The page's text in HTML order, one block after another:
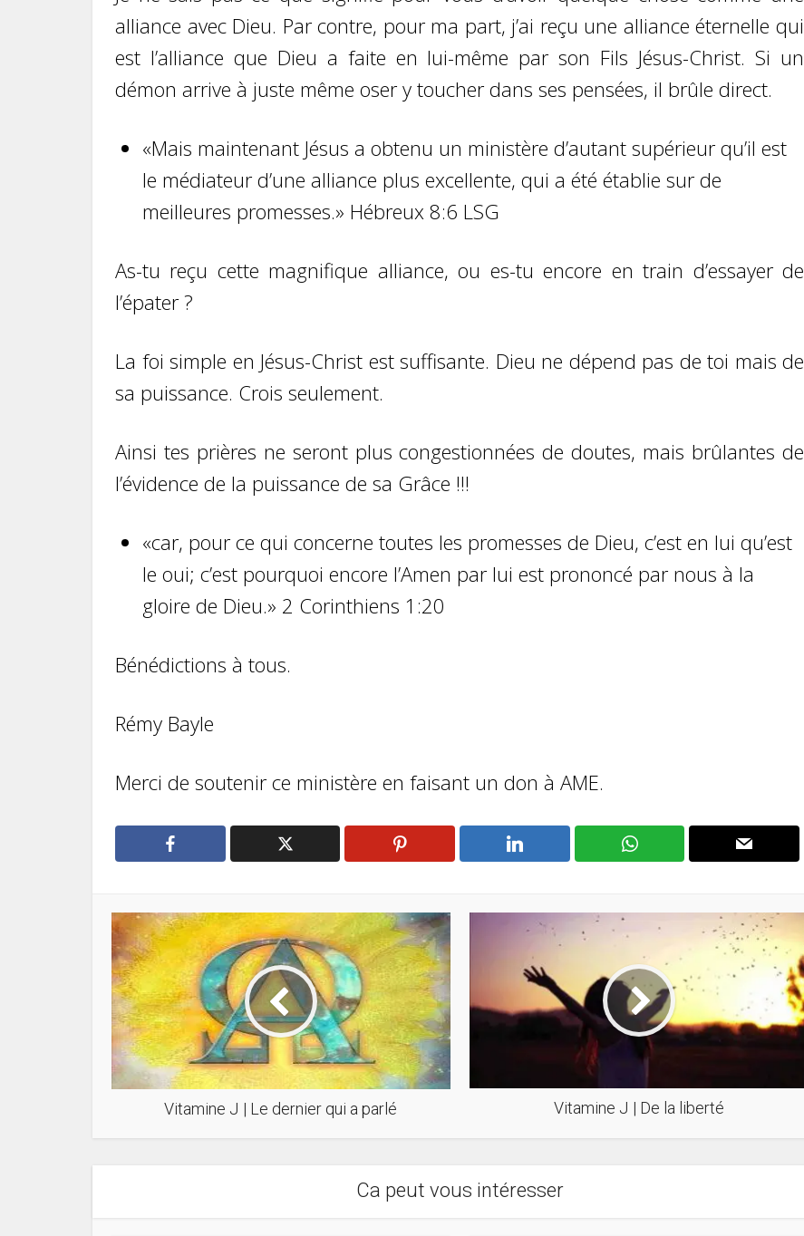
alliance avec Dieu. Par contre, pour ma part, j’ai reçu une alliance éternelle qui
est l’alliance que Dieu a faite en lui-même par son Fils Jésus-Christ. Si un
démon arrive à juste même oser y toucher dans ses pensées, il brûle direct.
«Mais maintenant Jésus a obtenu un ministère d’autant supérieur qu’il est
le médiateur d’une alliance plus excellente, qui a été établie sur de
meilleures promesses.» Hébreux 8:6 LSG
As-tu reçu cette magnifique alliance, ou es-tu encore en train d’essayer de
l’épater ?
La foi simple en Jésus-Christ est suffisante. Dieu ne dépend pas de toi mais de
sa puissance. Crois seulement.
Ainsi tes prières ne seront plus congestionnées de doutes, mais brûlantes de
l’évidence de la puissance de sa Grâce !!!
«car, pour ce qui concerne toutes les promesses de Dieu, c’est en lui qu’est
le oui; c’est pourquoi encore l’Amen par lui est prononcé par nous à la
gloire de Dieu.» 2 Corinthiens 1:20
Bénédictions à tous.
Rémy Bayle
Merci de soutenir ce ministère en faisant un don à AME.
Vitamine J | Le dernier qui a parlé Vitamine J | De la liberté
Ca peut vous intéresser